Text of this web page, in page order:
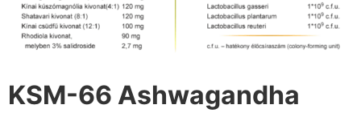
KSM-66 Ashwagandha